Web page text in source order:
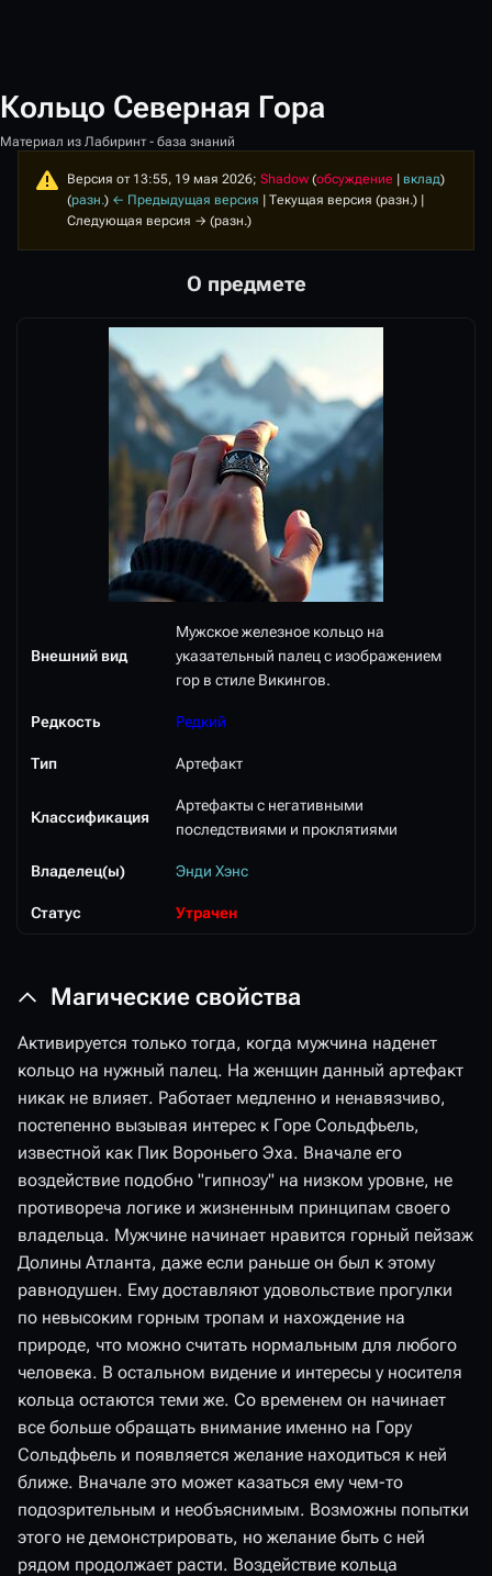
Кольцо Северная Гора
Материал из Лабиринт - база знаний
Версия от 13:55, 19 мая 2026; Shadow (обсуждение | вклад)
(разн.) ← Предыдущая версия | Текущая версия (разн.) |
Следующая версия → (разн.)
О предмете
Внешний вид
Мужское железное кольцо на
указательный палец с изображением
гор в стиле Викингов.
Редкость Редкий
Тип Артефакт
Классификация
Артефакты с негативными
последствиями и проклятиями
Владелец(ы) Энди Хэнс
Статус Утрачен
Магические свойства
Активируется только тогда, когда мужчина наденет
кольцо на нужный палец. На женщин данный артефакт
никак не влияет. Работает медленно и ненавязчиво,
постепенно вызывая интерес к Горе Сольдфьель,
известной как Пик Вороньего Эха. Вначале его
воздействие подобно "гипнозу" на низком уровне, не
противореча логике и жизненным принципам своего
владельца. Мужчине начинает нравится горный пейзаж
Долины Атланта, даже если раньше он был к этому
равнодушен. Ему доставляют удовольствие прогулки
по невысоким горным тропам и нахождение на
природе, что можно считать нормальным для любого
человека. В остальном видение и интересы у носителя
кольца остаются теми же. Со временем он начинает
все больше обращать внимание именно на Гору
Сольдфьель и появляется желание находиться к ней
ближе. Вначале это может казаться ему чем-то
подозрительным и необъяснимым. Возможны попытки
этого не демонстрировать, но желание быть с ней
рядом продолжает расти. Воздействие кольца